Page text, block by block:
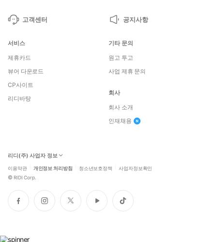
고객센터 공지사항
서비스
제휴카드
뷰어 다운로드
CP사이트
리디바탕
기타 문의
원고 투고
사업 제휴 문의
회사
회사 소개
인재채용
리디(주) 사업자 정보
이용약관 개인정보 처리방침 청소년보호정책 사업자정보확인
© RIDI Corp.
페
이
인
스
트
위
유
튜
틱
톡